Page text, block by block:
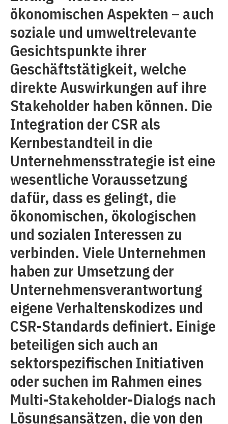
ökonomischen Aspekten – auch
soziale und umweltrelevante
Gesichtspunkte ihrer
Geschäftstätigkeit, welche
direkte Auswirkungen auf ihre
Stakeholder haben können. Die
Integration der CSR als
Kernbestandteil in die
Unternehmensstrategie ist eine
wesentliche Voraussetzung
dafür, dass es gelingt, die
ökonomischen, ökologischen
und sozialen Interessen zu
verbinden. Viele Unternehmen
haben zur Umsetzung der
Unternehmensverantwortung
eigene Verhaltenskodizes und
CSR-Standards definiert. Einige
beteiligen sich auch an
sektorspezifischen Initiativen
oder suchen im Rahmen eines
Multi-Stakeholder-Dialogs nach
Lösungsansätzen, die von den